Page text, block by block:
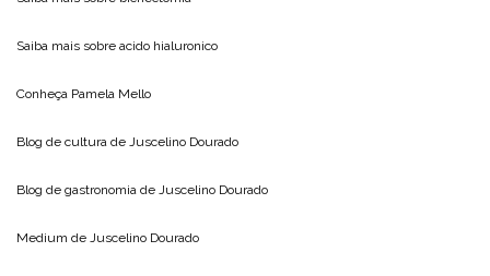
Saiba mais sobre acido hialuronico
Conheça Pamela Mello
Blog de cultura de Juscelino Dourado
Blog de gastronomia de Juscelino Dourado
Medium de Juscelino Dourado